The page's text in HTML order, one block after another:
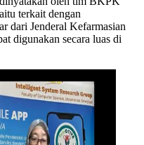
terkait dengan
dari Jenderal Kefarmasian
digunakan secara luas di